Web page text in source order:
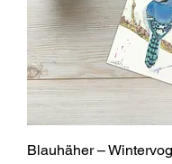
Blauhäher –